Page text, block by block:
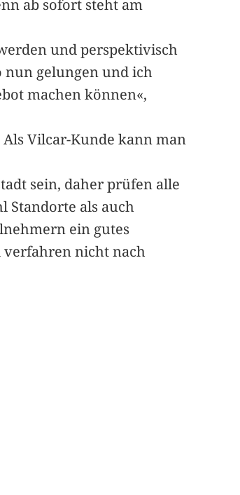
ab sofort steht am
und perspektivisch
nun gelungen und ich
machen können«,
Vilcar-Kunde kann man
sein, daher prüfen alle
Standorte als auch
ein gutes
verfahren nicht nach